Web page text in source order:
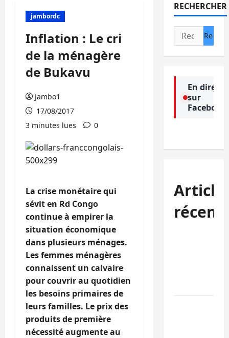
jambordc
Inflation : Le cri
de la ménagère
de Bukavu
Jambo1
17/08/2017
3 minutes lues
0
La crise monétaire qui
sévit en Rd Congo
continue à empirer la
situation économique
dans plusieurs ménages.
Les femmes ménagères
connaissent un calvaire
pour couvrir au quotidien
les besoins primaires de
leurs familles. Le prix des
produits de première
nécessité augmente au
RECHERCHER
Rechercher :
En direct
sur
Facebook